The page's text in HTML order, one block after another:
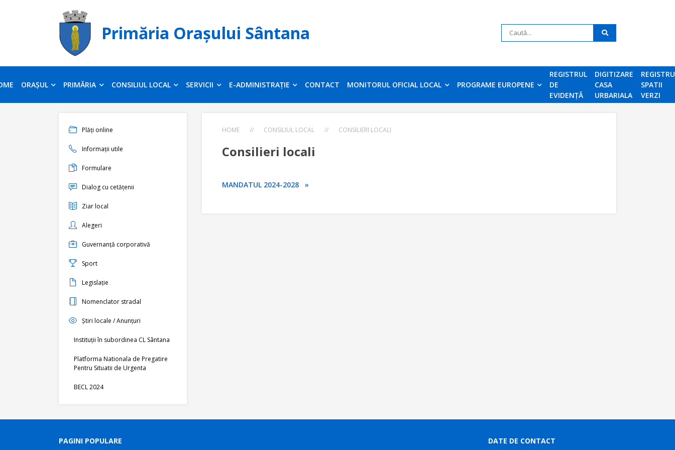
Primăria Orașului Sântana
ORAȘUL PRIMĂRIA CONSILIUL LOCAL SERVICII E-ADMINISTRAȚIE CONTACT MONITORUL OFICIAL LOCAL PROGRAME EUROPENE
REGISTRUL
DE
EVIDENȚĂ
DIGITIZARE
CASA
URBARIALA
REGISTRU
SPATII
VERZI
Plăți online
Informații utile
Formulare
Dialog cu cetățenii
Ziar local
Alegeri
Guvernanță corporativă
Sport
Legislație
Nomenclator stradal
Știri locale / Anunțuri
Instituții în subordinea CL Sântana
Platforma Nationala de Pregatire
Pentru Situatii de Urgenta
BECL 2024
HOME // CONSILIUL LOCAL // CONSILIERI LOCALI
Consilieri locali
MANDATUL 2024-2028 »
PAGINI POPULARE DATE DE CONTACT